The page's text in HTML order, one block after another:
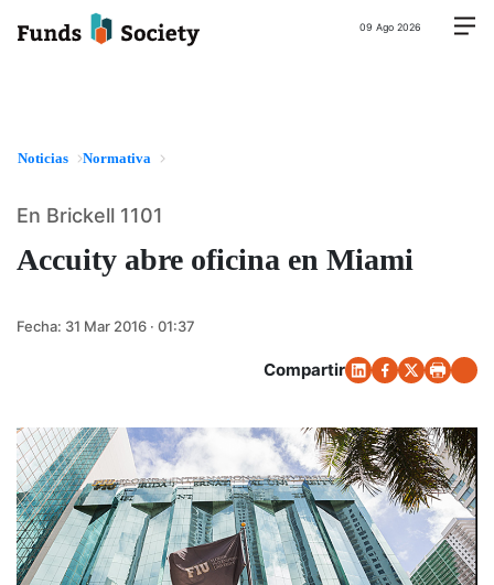
09 Ago 2026
Noticias Normativa
Accuity abre oficina en Miami
En Brickell 1101
Fecha: 31 Mar 2016 · 01:37
Compartir